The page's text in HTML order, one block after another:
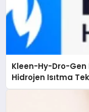
Kleen-Hy-Dro-Gen
Hidrojen Isıtma
Düzenleyici